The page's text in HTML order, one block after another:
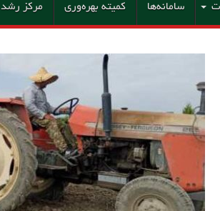
سامانه‌ها کمیته بهره‌وری مرکز رشد